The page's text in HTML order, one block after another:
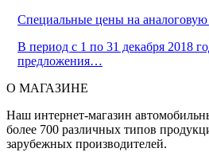
Cпециальные цены на
В период с 1 по 31 декабря 2018
предложения…
О МАГАЗИНЕ
Наш интернет-магазин
более 700 различных типов
зарубежных производителей.